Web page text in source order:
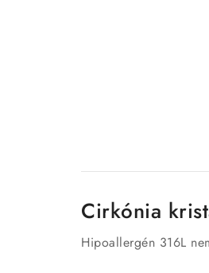
Cirkónia
Hipoallergén 316L